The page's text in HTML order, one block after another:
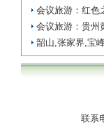
会议旅游：红
会议旅游：贵州
韶山,张家界,宝
联系